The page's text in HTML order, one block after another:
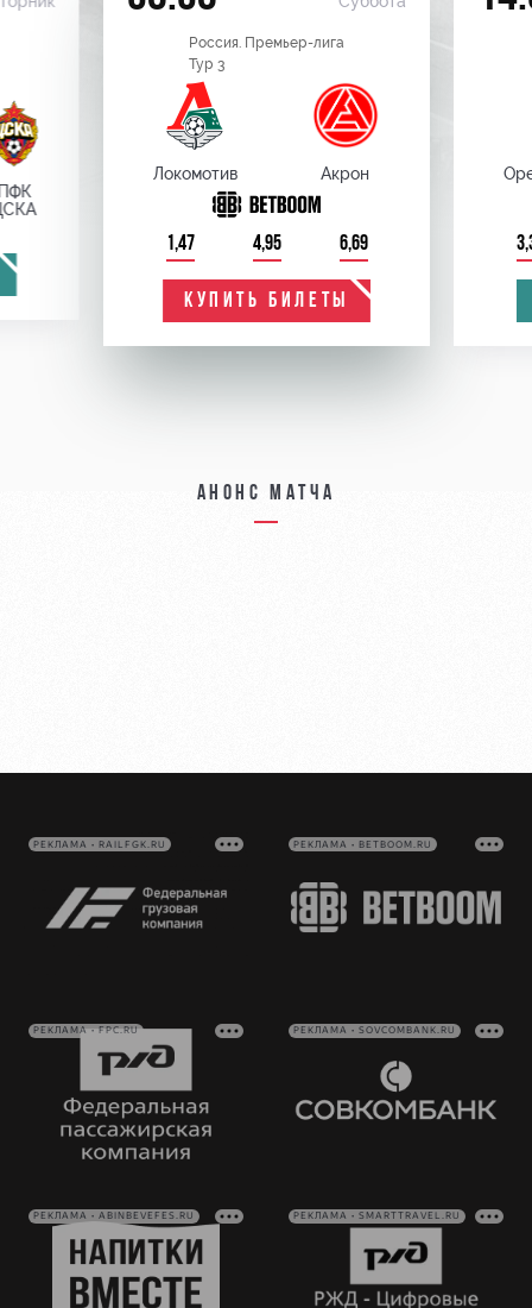
Россия. Премьер-лига
Тур 3
Локомотив Акрон
1,47 4,95 6,69
КУПИТЬ БИЛЕТЫ
Анонс матча
РЕКЛАМА • RAILFGK.RU РЕКЛАМА • BETBOOM.RU
РЕКЛАМА • FPC.RU РЕКЛАМА • SOVCOMBANK.RU
РЕКЛАМА • ABINBEVEFES.RU РЕКЛАМА • SMARTTRAVEL.RU